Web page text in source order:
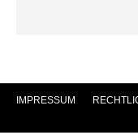
IMPRESSUM